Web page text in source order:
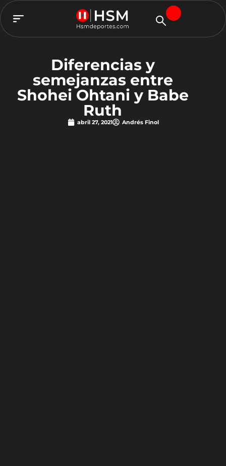
Diferencias y
semejanzas entre
Shohei Ohtani y Babe
Ruth
abril 27, 2021 Andrés Finol